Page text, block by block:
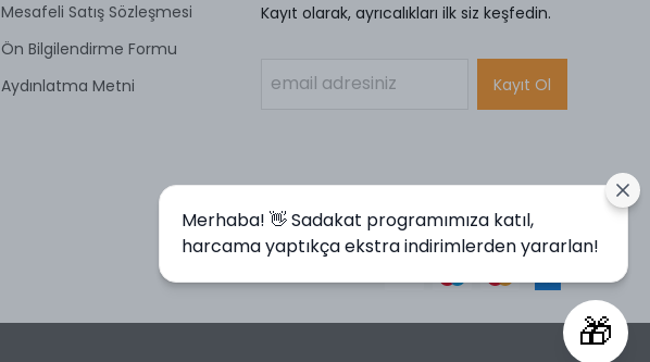
Mesafeli Satış Sözleşmesi
Ön Bilgilendirme Formu
Aydınlatma Metni
Kayıt olarak, ayrıcalıkları ilk siz keşfedin.
Kayıt Ol
Merhaba! 👋 Sadakat programımıza katıl,
harcama yaptıkça ekstra indirimlerden yararlan!
🎁